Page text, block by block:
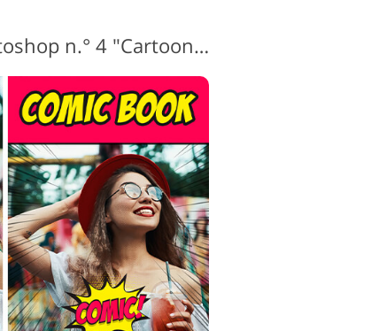
Acción de boceto Photoshop n.° 4 "Cartoon Strip"